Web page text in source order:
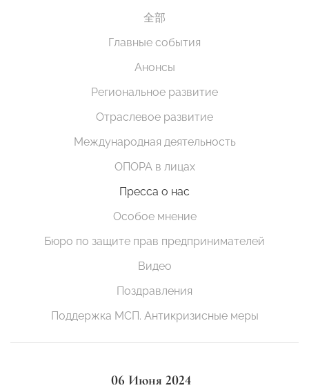
全部
Главные события
Анонсы
Региональное развитие
Отраслевое развитие
Международная деятельность
ОПОРА в лицах
Пресса о нас
Особое мнение
Бюро по защите прав предпринимателей
Видео
Поздравления
Поддержка МСП. Антикризисные меры
06 Июня 2024